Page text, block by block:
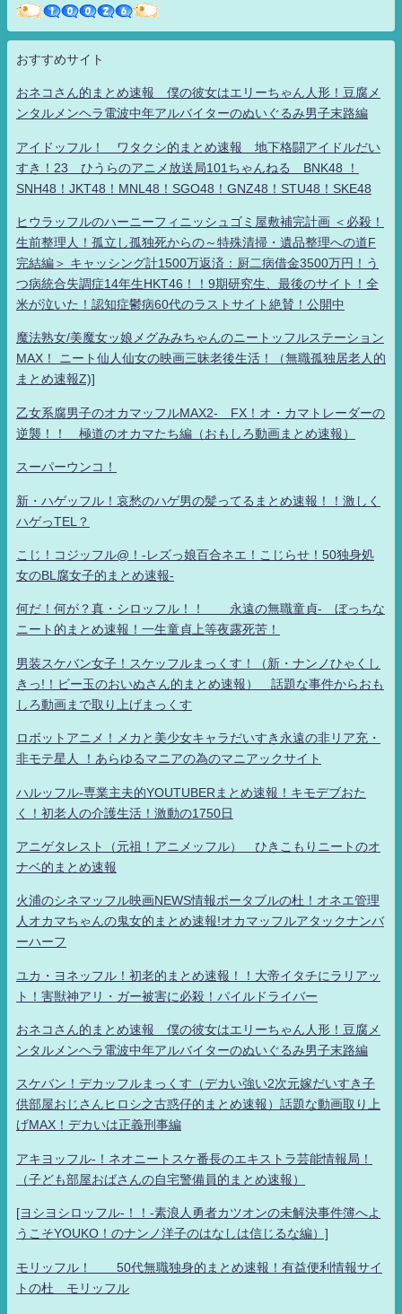
おすすめサイト
おネコさん的まとめ速報 僕の彼女はエリーちゃん人形！豆腐メ
ンタルメンヘラ電波中年アルバイターのぬいぐるみ男子末路編
アイドッフル！ ワタクシ的まとめ速報 地下格闘アイドルだい
すき！23 ひうらのアニメ放送局101ちゃんねる BNK48 ！
SNH48！JKT48！MNL48！SGO48！GNZ48！STU48！SKE48
ヒウラッフルのハーニーフィニッシュゴミ屋敷補完計画 ＜必殺！
生前整理人！孤立し孤独死からの～特殊清掃・遺品整理への道F
完結編＞ キャッシング計1500万返済：厨二病借金3500万円！う
つ病統合失調症14年生HKT46！！9期研究生、最後のサイト！全
米が泣いた！認知症鬱病60代のラストサイト絶賛！公開中
魔法熟女/美魔女ッ娘メグみみちゃんのニートッフルステーション
MAX！ ニート仙人仙女の映画三昧老後生活！（無職孤独居老人的
まとめ速報Z)]
乙女系腐男子のオカマッフルMAX2- FX！オ・カマトレーダーの
逆襲！！ 極道のオカマたち編（おもしろ動画まとめ速報）
スーパーウンコ！
新・ハゲッフル！哀愁のハゲ男の髪ってるまとめ速報！！激しく
ハゲっTEL？
こじ！コジッフル@！-レズっ娘百合ネエ！こじらせ！50独身処
女のBL腐女子的まとめ速報-
何だ！何が？真・シロッフル！！ 永遠の無職童貞- ぼっちな
ニート的まとめ速報！一生童貞上等夜露死苦！
男装スケバン女子！スケッフルまっくす！（新・ナンノひゃくし
きっ!！ビー玉のおいぬさん的まとめ速報） 話題な事件からおも
しろ動画まで取り上げまっくす
ロボットアニメ！メカと美少女キャラだいすき永遠の非リア充・
非モテ星人 ！あらゆるマニアの為のマニアックサイト
ハルッフル-専業主夫的YOUTUBERまとめ速報！キモデブおた
く！初老人の介護生活！激動の1750日
アニゲタレスト（元祖！アニメッフル） ひきこもりニートのオ
ナベ的まとめ速報
火浦のシネマッフル映画NEWS情報ポータブルの杜！オネエ管理
人オカマちゃんの鬼女的まとめ速報!オカマッフルアタックナンバ
ーハーフ
ユカ・ヨネッフル！初老的まとめ速報！！大帝イタチにラリアッ
ト！害獣神アリ・ガー被害に必殺！パイルドライバー
おネコさん的まとめ速報 僕の彼女はエリーちゃん人形！豆腐メ
ンタルメンヘラ電波中年アルバイターのぬいぐるみ男子末路編
スケバン！デカッフルまっくす（デカい強い2次元嫁だいすき子
供部屋おじさんヒロシ之古惑仔的まとめ速報）話題な動画取り上
げMAX！デカいは正義刑事編
アキヨッフル-！ネオニートスケ番長のエキストラ芸能情報局！
（子ども部屋おばさんの自宅警備員的まとめ速報）
[ヨシヨシロッフル-！！-素浪人勇者カツオンの未解決事件簿へよ
うこそYOUKO！のナンノ洋子のはなしは信じるな編）]
モリッフル！ 50代無職独身的まとめ速報！有益便利情報サイ
トの杜 モリッフル